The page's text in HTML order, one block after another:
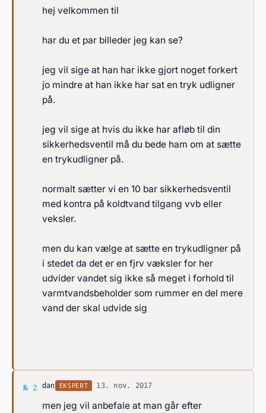
hej velkommen til
har du et par billeder jeg kan se?
jeg vil sige at han har ikke gjort noget forkert
jo mindre at han ikke har sat en tryk udligner
på.
jeg vil sige at hvis du ikke har afløb til din
sikkerhedsventil må du bede ham om at sætte
en trykudligner på.
normalt sætter vi en 10 bar sikkerhedsventil
med kontra på koldtvand tilgang vvb eller
veksler.
men du kan vælge at sætte en trykudligner på
i stedet da det er en fjrv væksler for her
udvider vandet sig ikke så meget i forhold til
varmtvandsbeholder som rummer en del mere
vand der skal udvide sig
№ 2 Svar af dan
dan EKSPERT 13. nov. 2017
men jeg vil anbefale at man går efter